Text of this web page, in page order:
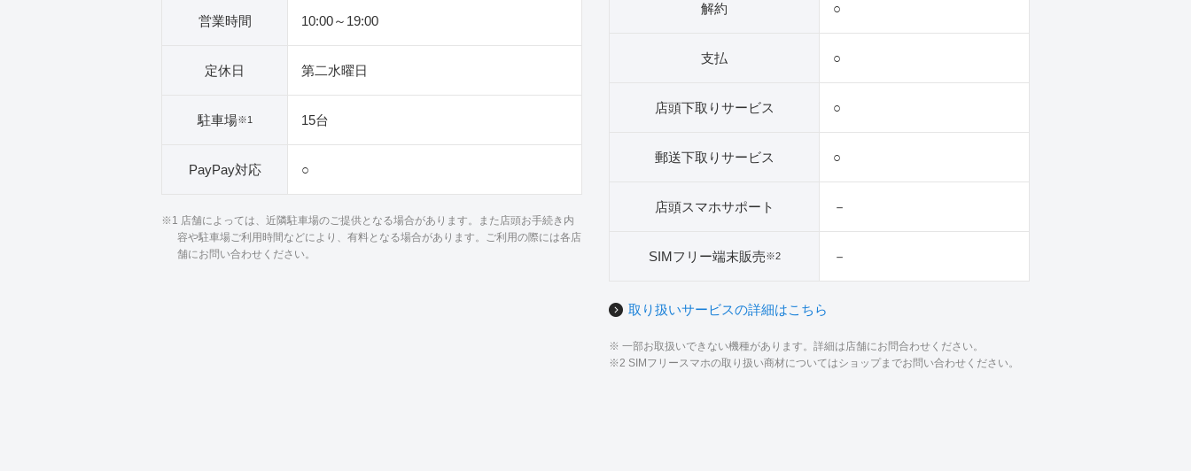
営業時間 10:00～19:00
定休日 第二水曜日
駐車場※1 15台
PayPay対応 ○
※1 店舗によっては、近隣駐車場のご提供となる場合があります。また店頭お手続き内
容や駐車場ご利用時間などにより、有料となる場合があります。ご利用の際には各店
舗にお問い合わせください。
解約 ○
支払 ○
店頭下取りサービス ○
郵送下取りサービス ○
店頭スマホサポート －
SIMフリー端末販売※2 －
取り扱いサービスの詳細はこちら
※ 一部お取扱いできない機種があります。詳細は店舗にお問合わせください。
※2 SIMフリースマホの取り扱い商材についてはショップまでお問い合わせください。